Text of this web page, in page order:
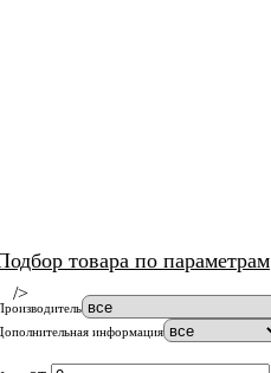
/>
товара по параметрам
информация